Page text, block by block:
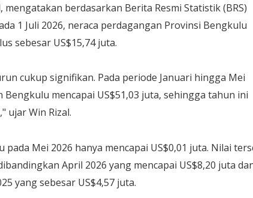
mengatakan berdasarkan Berita Resmi Statistik (BRS)
1 Juli 2026, neraca perdagangan Provinsi Bengkulu
sebesar US$15,74 juta.
cukup signifikan. Pada periode Januari hingga Mei
mencapai US$51,03 juta, sehingga tahun ini
ujar Win Rizal.
Mei 2026 hanya mencapai US$0,01 juta. Nilai
April 2026 yang mencapai US$8,20 juta
yang sebesar US$4,57 juta.